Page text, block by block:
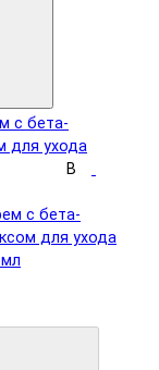
В
с бета-
для ухода